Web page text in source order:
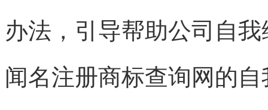
办法，引导帮助公司自
闻名注册商标查询网 的